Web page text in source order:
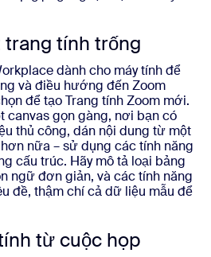
tính trống
dành cho máy tính để
và điều hướng đến Zoom
để tạo Trang tính Zoom mới.
canvas gọn gàng, nơi bạn có
thủ công, dán nội dung từ một
nữa – sử dụng các tính năng
cấu trúc. Hãy mô tả loại bảng
ngữ đơn giản, và các tính năng
đề, thậm chí cả dữ liệu mẫu để
từ cuộc họp